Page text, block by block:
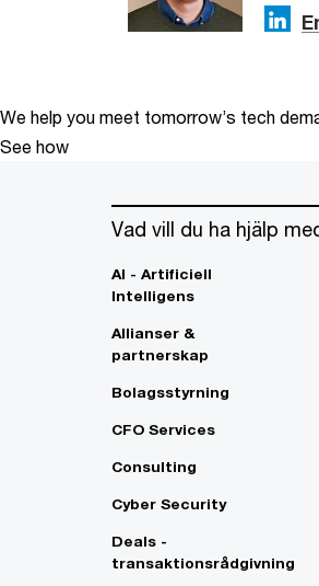
We help you meet tomorrow’s tech
See how
Vad vill du ha hjälp
AI - Artificiell
Intelligens
Allianser &
partnerskap
Bolagsstyrning
CFO Services
Consulting
Cyber Security
Deals -
transaktionsrådgivning